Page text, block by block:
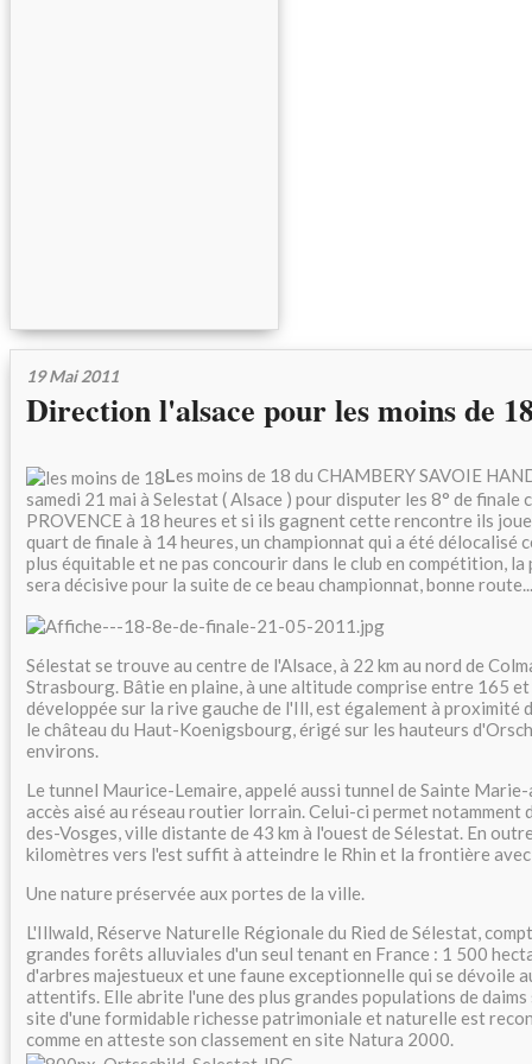
19 Mai 2011
Direction l'alsace pour les moins de
Les moins de 18 du CHAMBERY SAVOIE
samedi 21 mai à Selestat ( Alsace ) pour disputer les 8° de finale
PROVENCE à 18 heures et si ils gagnent cette rencontre ils
quart de finale à 14 heures, un championnat qui a été délocalisé
plus équitable et ne pas concourir dans le club en compétition,
sera décisive pour la suite de ce beau championnat, bonne
Sélestat se trouve au centre de l'Alsace, à 22 km au nord de
Strasbourg. Bâtie en plaine, à une altitude comprise entre 165
développée sur la rive gauche de l'Ill, est également à proximité
le château du Haut-Koenigsbourg, érigé sur les hauteurs
environs.
Le tunnel Maurice-Lemaire, appelé aussi tunnel de Sainte
accès aisé au réseau routier lorrain. Celui-ci permet
des-Vosges, ville distante de 43 km à l'ouest de Sélestat. En
kilomètres vers l'est suffit à atteindre le Rhin et la frontière
Une nature préservée aux portes de la ville.
L'Illwald, Réserve Naturelle Régionale du Ried de Sélestat,
grandes forêts alluviales d'un seul tenant en France : 1 500
d'arbres majestueux et une faune exceptionnelle qui se dévoile
attentifs. Elle abrite l'une des plus grandes populations de daims
site d'une formidable richesse patrimoniale et naturelle est
comme en atteste son classement en site Natura 2000.